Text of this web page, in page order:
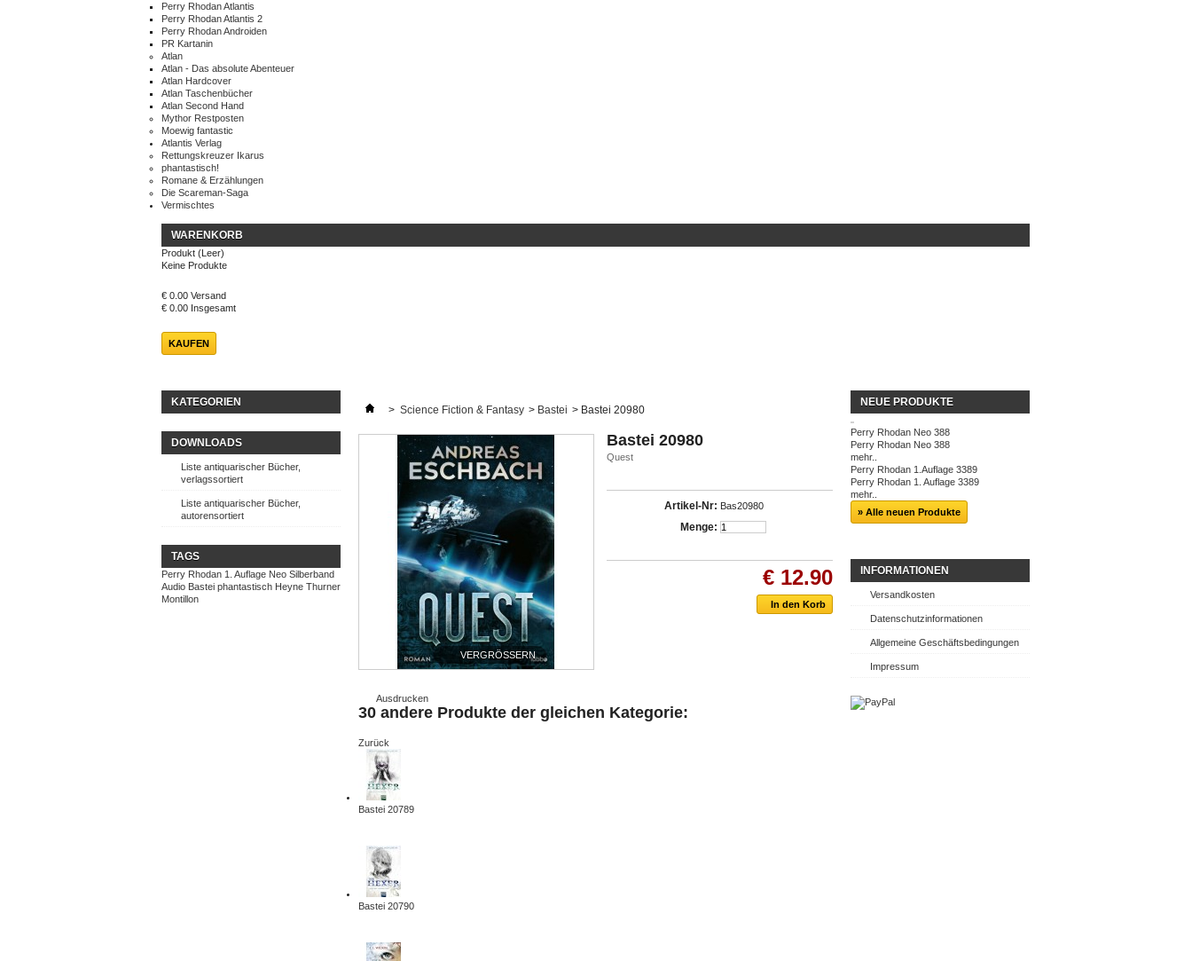
Perry Rhodan Atlantis
Perry Rhodan Atlantis 2
Perry Rhodan Androiden
PR Kartanin
Atlan
Atlan - Das absolute Abenteuer
Atlan Hardcover
Atlan Taschenbücher
Atlan Second Hand
Mythor Restposten
Moewig fantastic
Atlantis Verlag
Rettungskreuzer Ikarus
phantastisch!
Romane & Erzählungen
Die Scareman-Saga
Vermischtes
WARENKORB
Produkt (Leer)
Keine Produkte
€ 0.00 Versand
€ 0.00 Insgesamt
KAUFEN
KATEGORIEN
DOWNLOADS
Liste antiquarischer Bücher,
verlagssortiert
Liste antiquarischer Bücher,
autorensortiert
TAGS
Perry Rhodan 1. Auflage Neo Silberband
Audio Bastei phantastisch Heyne Thurner
Montillon
> Science Fiction & Fantasy > Bastei > Bastei 20980
VERGRÖSSERN
Ausdrucken
Bastei 20980
Quest
Artikel-Nr: Bas20980
Menge:
€ 12.90
30 andere Produkte der gleichen Kategorie:
Zurück
Bastei 20789
Bastei 20790
NEUE PRODUKTE
Perry Rhodan Neo 388
Perry Rhodan Neo 388
mehr..
Perry Rhodan 1.Auflage 3389
Perry Rhodan 1. Auflage 3389
mehr..
» Alle neuen Produkte
INFORMATIONEN
Versandkosten
Datenschutzinformationen
Allgemeine Geschäftsbedingungen
Impressum